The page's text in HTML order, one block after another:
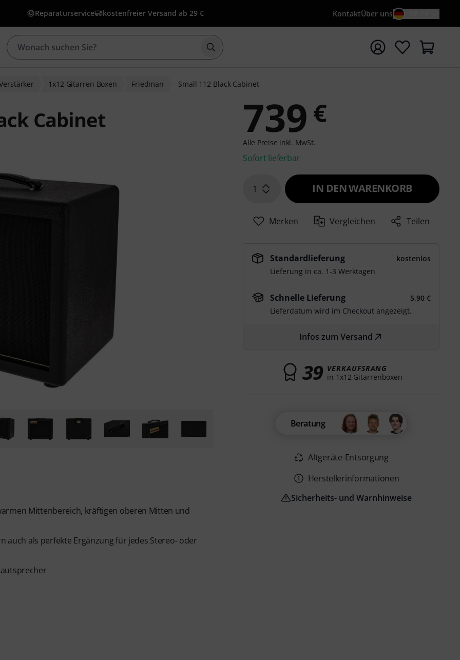
Reparaturservice kostenfreier Versand ab 29 € KontaktÜber uns
Suche mit Suchwort {searchTerm} starten
1x12 Gitarren Boxen Friedman Small 112 Black Cabinet
Cabinet
Mittenbereich, kräftigen oberen Mitten und
auch als perfekte Ergänzung für jedes Stereo- oder
739 €
Alle Preise inkl. MwSt.
Sofort lieferbar
1 IN DEN WARENKORB
Merken Vergleichen Teilen
Standardlieferung
kostenlos
Lieferung in ca. 1-3 Werktagen
Schnelle Lieferung
5,90 €
Lieferdatum wird im Checkout angezeigt.
Infos zum Versand
39 VERKAUFSRANG
in 1x12 Gitarrenboxen
Beratung
Altgeräte-Entsorgung
Herstellerinformationen
Sicherheits- und Warnhinweise